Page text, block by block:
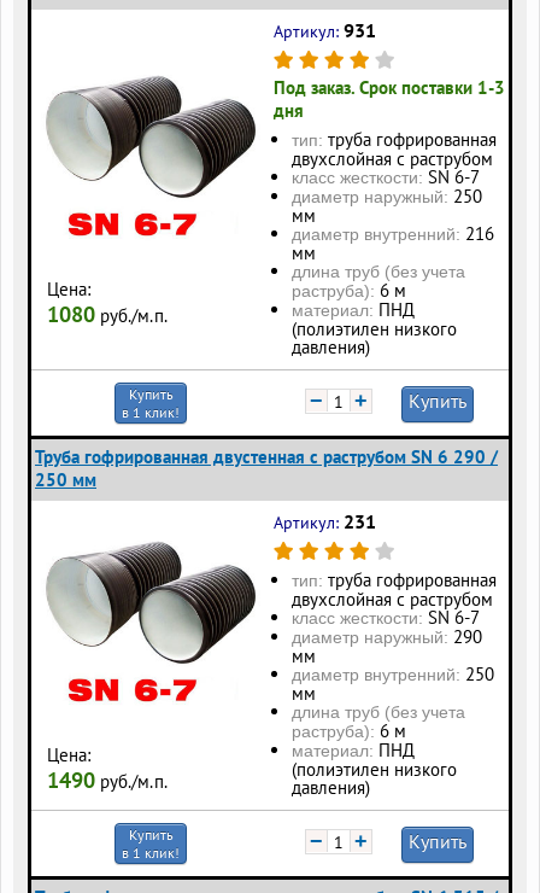
Цена:
1080 руб./м.п.
Артикул: 931
Под заказ. Срок поставки 1-3
дня
тип: труба гофрированная
двухслойная с раструбом
класс жесткости: SN 6-7
диаметр наружный: 250
мм
диаметр внутренний: 216
мм
длина труб (без учета
раструба): 6 м
материал: ПНД
(полиэтилен низкого
давления)
Купить
в 1 клик!
− + Купить
Труба гофрированная двустенная с раструбом SN 6 290 /
250 мм
Цена:
1490 руб./м.п.
Артикул: 231
тип: труба гофрированная
двухслойная с раструбом
класс жесткости: SN 6-7
диаметр наружный: 290
мм
диаметр внутренний: 250
мм
длина труб (без учета
раструба): 6 м
материал: ПНД
(полиэтилен низкого
давления)
Купить
в 1 клик!
− + Купить